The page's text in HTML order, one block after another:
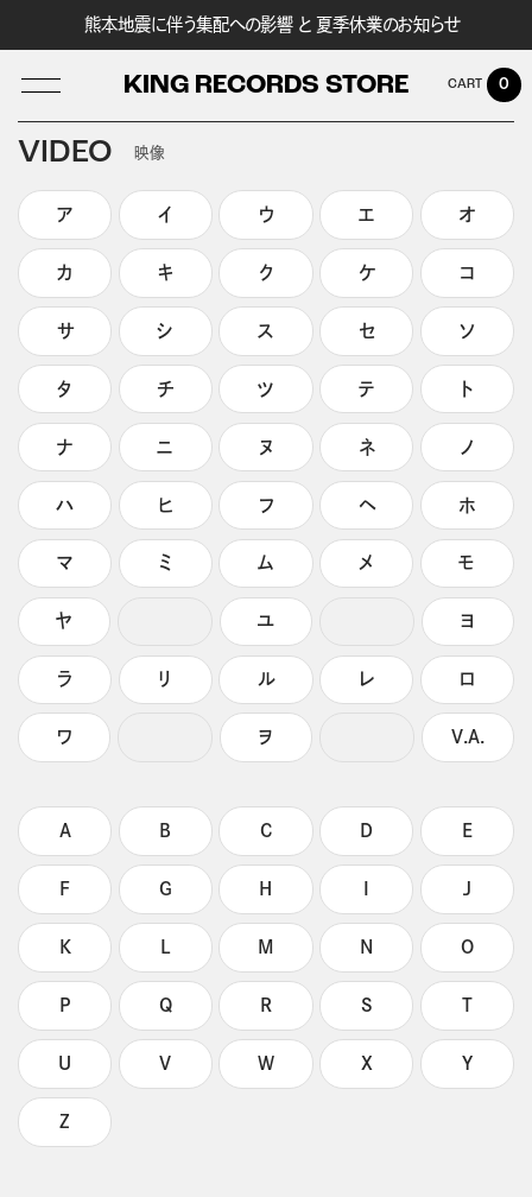
熊本地震に伴う集配への影響 と 夏季休業のお知らせ
KING RECORDS STORE
LOG IN
0
VIDEO 映像
ア イ ウ エ オ
カ キ ク ケ コ
サ シ ス セ ソ
タ チ ツ テ ト
ナ ニ ヌ ネ ノ
ハ ヒ フ ヘ ホ
マ ミ ム メ モ
ヤ ユ ヨ
ラ リ ル レ ロ
ワ ヲ V.A.
A B C D E
F G H J
K L M N O
P Q R S T
U V W X Y
Z